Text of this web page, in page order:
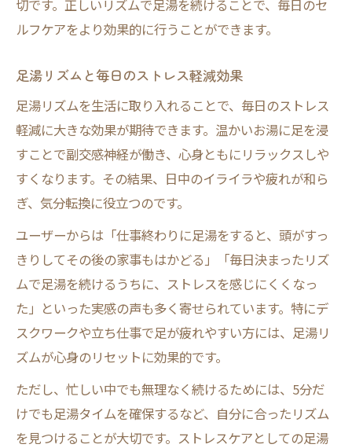
切です。正しいリズムで足湯を続けることで、毎日のセ
ルフケアをより効果的に行うことができます。
足湯リズムと毎日のストレス軽減効果
足湯リズムを生活に取り入れることで、毎日のストレス
軽減に大きな効果が期待できます。温かいお湯に足を浸
すことで副交感神経が働き、心身ともにリラックスしや
すくなります。その結果、日中のイライラや疲れが和ら
ぎ、気分転換に役立つのです。
ユーザーからは「仕事終わりに足湯をすると、頭がすっ
きりしてその後の家事もはかどる」「毎日決まったリズ
ムで足湯を続けるうちに、ストレスを感じにくくなっ
た」といった実感の声も多く寄せられています。特にデ
スクワークや立ち仕事で足が疲れやすい方には、足湯リ
ズムが心身のリセットに効果的です。
ただし、忙しい中でも無理なく続けるためには、5分だ
けでも足湯タイムを確保するなど、自分に合ったリズム
を見つけることが大切です。ストレスケアとしての足湯